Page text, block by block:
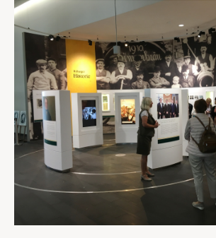
Assistance en vie privée
Développement professionnel
Devenir Membre
Actualités